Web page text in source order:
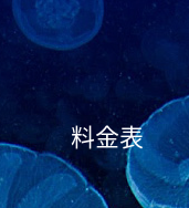
料金表